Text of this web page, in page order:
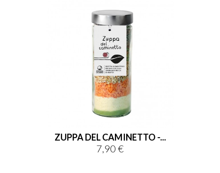
ZUPPA DEL CAMINETTO -...
Prezzo
7,90 €